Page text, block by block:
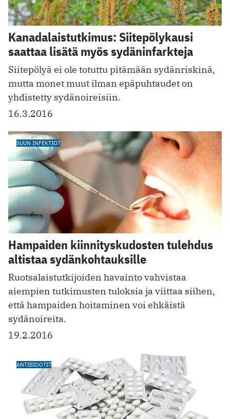
Kanadalaistutkimus: Siitepölykausi
saattaa lisätä myös sydäninfarkteja
Siitepölyä ei ole totuttu pitämään sydänriskinä,
mutta monet muut ilman epäpuhtaudet on
yhdistetty sydänoireisiin.
16.3.2016
SUUN INFEKTIOT
Hampaiden kiinnityskudosten tulehdus
altistaa sydänkohtauksille
Ruotsalaistutkijoiden havainto vahvistaa
aiempien tutkimusten tuloksia ja viittaa siihen,
että hampaiden hoitaminen voi ehkäistä
sydänoireita.
19.2.2016
ANTIBIOOTIT